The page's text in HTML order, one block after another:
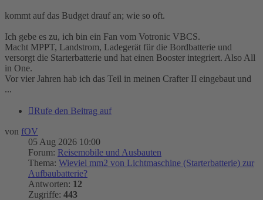
kommt auf das Budget drauf an; wie so oft.
Ich gebe es zu, ich bin ein Fan vom Votronic VBCS.
Macht MPPT, Landstrom, Ladegerät für die Bordbatterie und
versorgt die Starterbatterie und hat einen Booster integriert. Also All
in One.
Vor vier Jahren hab ich das Teil in meinen Crafter II eingebaut und
...
Rufe den Beitrag auf
von fOV
05 Aug 2026 10:00
Forum: Reisemobile und Ausbauten
Thema: Wieviel mm2 von Lichtmaschine (Starterbatterie) zur
Aufbaubatterie?
Antworten: 12
Zugriffe: 443